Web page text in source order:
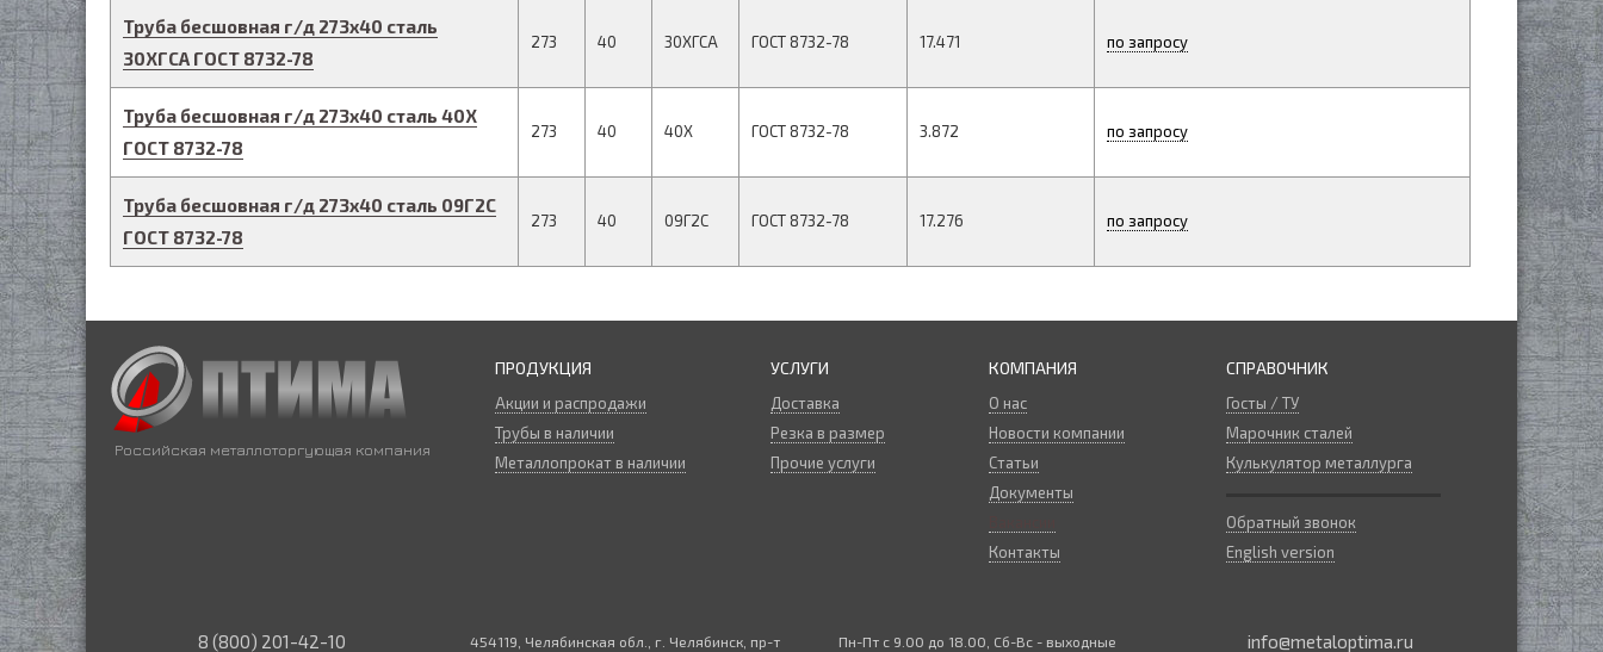
Труба бесшовная г/д 273х40 сталь
30ХГСА ГОСТ 8732-78
273 40 30ХГСА ГОСТ 8732-78 17.471 по запросу
Труба бесшовная г/д 273х40 сталь 40Х
ГОСТ 8732-78
273 40 40Х ГОСТ 8732-78 3.872 по запросу
Труба бесшовная г/д 273х40 сталь 09Г2С
ГОСТ 8732-78
273 40 09Г2С ГОСТ 8732-78 17.276 по запросу
Российская металлоторгующая компания
ПРОДУКЦИЯ
Акции и распродажи
Трубы в наличии
Металлопрокат в наличии
УСЛУГИ
Доставка
Резка в размер
Прочие услуги
КОМПАНИЯ
О нас
Новости компании
Статьи
Документы
Контакты
СПРАВОЧНИК
Госты / ТУ
Марочник сталей
Кулькулятор металлурга
Обратный звонок
English version
8 (800) 201-42-10 454119, Челябинская обл., г. Челябинск, пр-т Пн-Пт с 9.00 до 18.00, Сб-Вс - выходные info@metaloptima.ru